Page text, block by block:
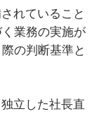
れていること
業務の実施が
の判断基準と
立した社長直